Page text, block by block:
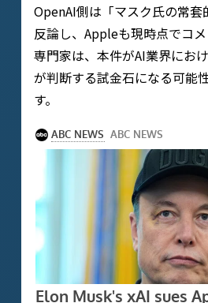
OpenAI側は「マスク氏の常套
反論し、Appleも現時点でコメ
専門家は、本件がAI業界にお
が判断する試金石になる可能
す。